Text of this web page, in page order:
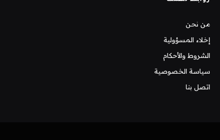
من نحن
إخلاء المسؤولية
الشروط والأحكام
سياسة الخصوصية
اتصل بنا